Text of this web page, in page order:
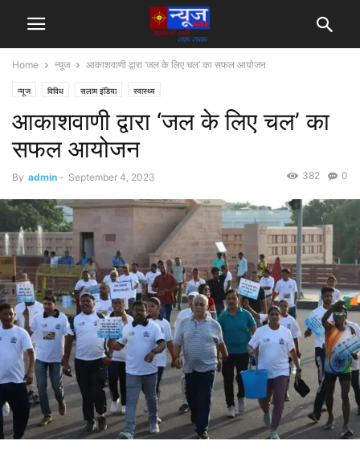
Home न्यूज आकाशवाणी द्वारा ‘जल के लिए चल’ का सफल आयोजन
न्यूज विविध सलाम इंडिया स्वास्थ्य
आकाशवाणी द्वारा ‘जल के लिए चल’ का
सफल आयोजन
By admin - September 4, 2023 0
382